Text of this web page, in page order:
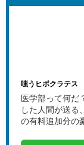
嗤うヒポクラテス
医学部って何だ
した人間が送る
の有料追加分の